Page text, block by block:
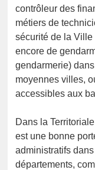
contrôleur des
métiers de
sécurité de la
encore de
gendarmerie)
moyennes villes,
accessibles aux
Dans la
est une bonne
administratifs
départements,